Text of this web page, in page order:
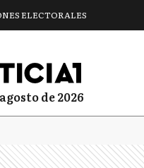
ELECTORALES
de 2026